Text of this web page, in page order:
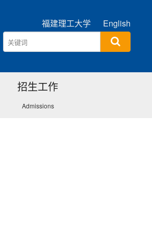
福建理工大学 English
招生工作
Admissions